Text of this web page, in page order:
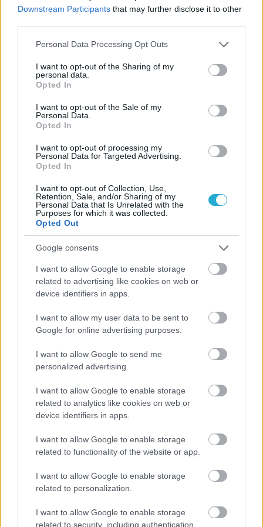
Downstream Participants that may further disclose it to other
Please note that this website/app uses one or more Google
not limited to your visit or usage behaviour. You may click to
grant or deny consent to Google and its third-party tags to
use your data for below specified purposes in below Google
consent section.
Personal Data Processing Opt Outs
I want to opt-out of the Sharing of my
personal data.
Opted In
I want to opt-out of the Sale of my
Personal Data.
Opted In
I want to opt-out of processing my
Personal Data for Targeted Advertising.
Opted In
I want to opt-out of Collection, Use,
Retention, Sale, and/or Sharing of my
Personal Data that Is Unrelated with the
Purposes for which it was collected.
Opted Out
Google consents
I want to allow Google to enable storage
related to advertising like cookies on web or
device identifiers in apps.
I want to allow my user data to be sent to
Google for online advertising purposes.
I want to allow Google to send me
personalized advertising.
I want to allow Google to enable storage
related to analytics like cookies on web or
device identifiers in apps.
I want to allow Google to enable storage
related to functionality of the website or app.
I want to allow Google to enable storage
related to personalization.
I want to allow Google to enable storage
related to security, including authentication
πανηγύρισε το Σάββατο στην 15η αγωνστική της Bundesliga
ο Ανδρέας Φράγκος, ο οποίος κόντρα στην γηπεδούχο TV
ελληνική Volleyleague!
ΡΟΗ ΕΙΔΗΣΕΩΝ
07/08/2026
«Αντίο» με ήττα για τις διεθνείς μας στο τουρνουά του
Ουρμπίνο
06/08/2026